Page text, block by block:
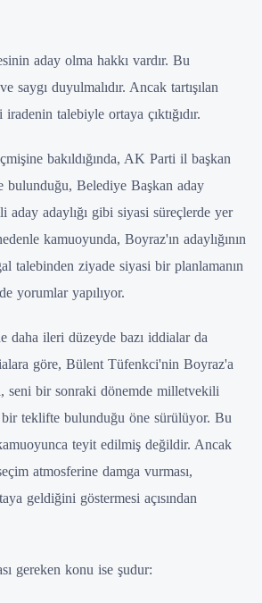
aday olma hakkı vardır. Bu
saygı duyulmalıdır. Ancak tartışılan
talebiyle ortaya çıktığıdır.
bakıldığında, AK Parti il başkan
bulunduğu, Belediye Başkan aday
aday adaylığı gibi siyasi süreçlerde yer
kamuoyunda, Boyraz'ın adaylığının
talebinden ziyade siyasi bir planlamanın
yorumlar yapılıyor.
daha ileri düzeyde bazı iddialar da
göre, Bülent Tüfenkci'nin Boyraz'a
seni bir sonraki dönemde milletvekili
bir teklifte bulunduğu öne sürülüyor. Bu
teyit edilmiş değildir. Ancak
atmosferine damga vurması,
geldiğini göstermesi açısından
gereken konu ise şudur: